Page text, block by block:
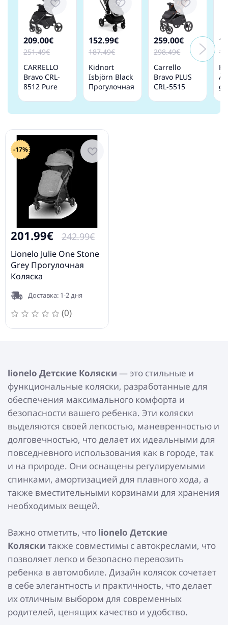
209.00€
251.49€
CARRELLO
Bravo CRL-
8512 Pure
Коляска
152.99€
187.49€
Kidnort
Isbjörn Black
Прогулочная
259.00€
298.49€
Carrello
Bravo PLUS
CRL-5515
Прогулочная
-17%
201.99€ 242.99€
Lionelo Julie One Stone
Grey Прогулочная
Коляска
Доставка: 1-2 дня
(0)
lionelo Детские Коляски — это стильные и
функциональные коляски, разработанные для
обеспечения максимального комфорта и
безопасности вашего ребенка. Эти коляски
выделяются своей легкостью, маневренностью и
долговечностью, что делает их идеальными для
повседневного использования как в городе, так
и на природе. Они оснащены регулируемыми
спинками, амортизацией для плавного хода, а
также вместительными корзинами для хранения
необходимых вещей.
Важно отметить, что lionelo Детские
Коляски также совместимы с автокреслами, что
позволяет легко и безопасно перевозить
ребенка в автомобиле. Дизайн колясок сочетает
в себе элегантность и практичность, что делает
их отличным выбором для современных
родителей, ценящих качество и удобство.